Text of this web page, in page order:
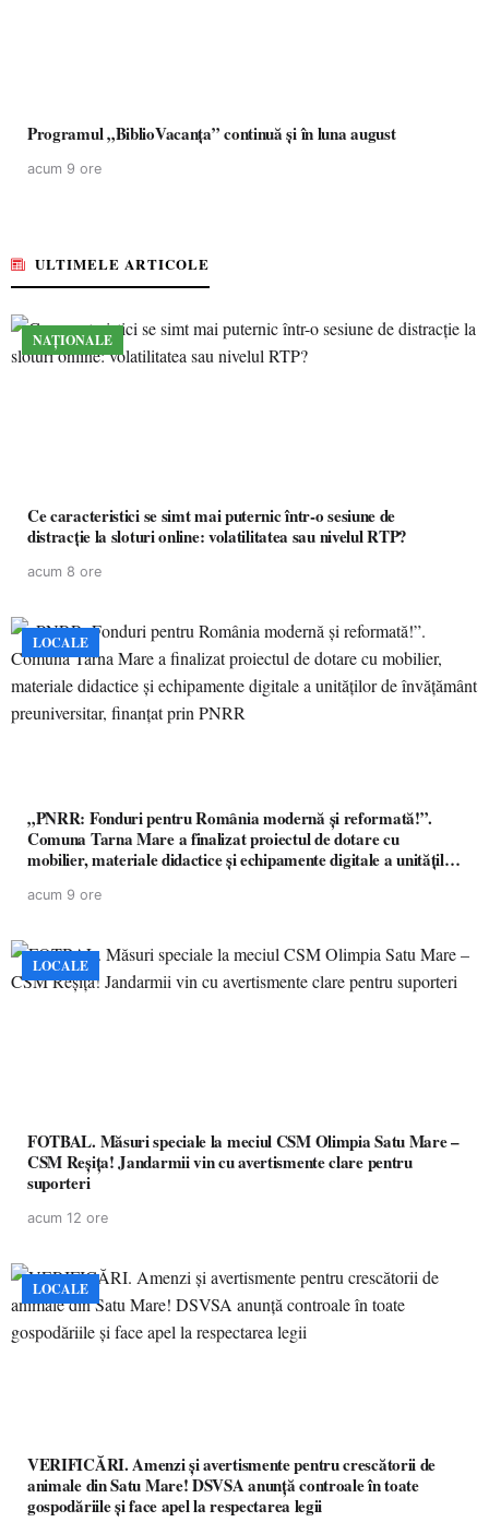
Programul „BiblioVacanța” continuă și în luna august
acum 9 ore
ULTIMELE ARTICOLE
NAȚIONALE
Ce caracteristici se simt mai puternic într-o sesiune de
distracție la sloturi online: volatilitatea sau nivelul RTP?
acum 8 ore
LOCALE
„PNRR: Fonduri pentru România modernă și reformată!”.
Comuna Tarna Mare a finalizat proiectul de dotare cu
mobilier, materiale didactice și echipamente digitale a unităților
acum 9 ore
LOCALE
FOTBAL. Măsuri speciale la meciul CSM Olimpia Satu Mare –
CSM Reșița! Jandarmii vin cu avertismente clare pentru
suporteri
acum 12 ore
LOCALE
VERIFICĂRI. Amenzi și avertismente pentru crescătorii de
animale din Satu Mare! DSVSA anunță controale în toate
gospodăriile și face apel la respectarea legii